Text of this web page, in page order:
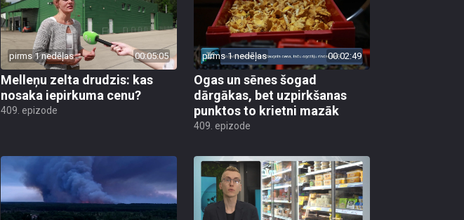
pirms 1 nedēļas 00:05:05
Melleņu zelta drudzis: kas
nosaka iepirkuma cenu?
409. epizode
pirms 1 nedēļas 00:02:49
Ogas un sēnes šogad
dārgākas, bet uzpirkšanas
punktos to krietni mazāk
409. epizode